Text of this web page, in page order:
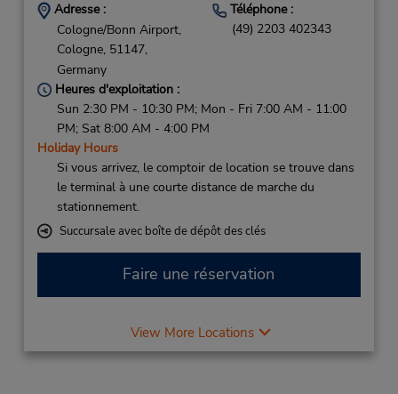
Adresse :
Cologne/Bonn Airport,
Cologne, 51147,
Germany
Téléphone :
(49) 2203 402343
Heures d'exploitation :
Sun 2:30 PM - 10:30 PM; Mon - Fri 7:00 AM - 11:00
PM; Sat 8:00 AM - 4:00 PM
Holiday Hours
Si vous arrivez, le comptoir de location se trouve dans
le terminal à une courte distance de marche du
stationnement.
Succursale avec boîte de dépôt des clés
Faire une réservation
View More Locations